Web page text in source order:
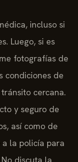
incluso si
Luego, si es
fotografías de
condiciones de
cercana.
y seguro de
así como de
la policía para
discuta la